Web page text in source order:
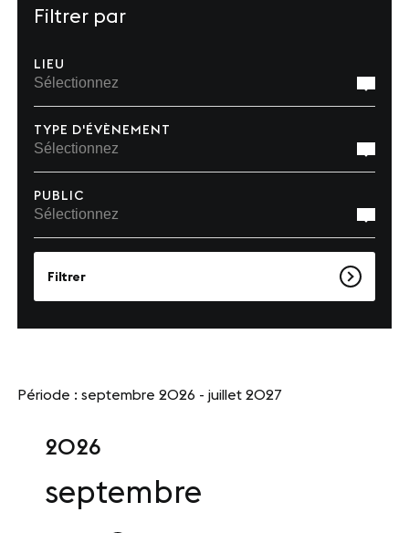
Nos Partenaires et Labels
ACTUALITÉS
Nos dernières actus
Agenda
Presse
Carrières
Appels d'offres
NOS SITES
Filtrer par
LIEU
TYPE D'ÉVÈNEMENT
PUBLIC
Filtrer
Période : septembre 2026 - juillet 2027
2026
septembre